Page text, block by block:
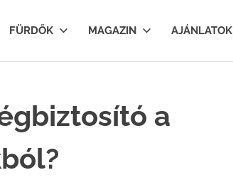
FÜRDŐK MAGAZIN AJÁNLATOK
a